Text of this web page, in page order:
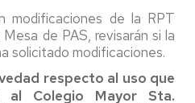
modificaciones de la RPT
de PAS, revisarán si la
solicitado modificaciones.
respecto al uso que
Colegio Mayor Sta.